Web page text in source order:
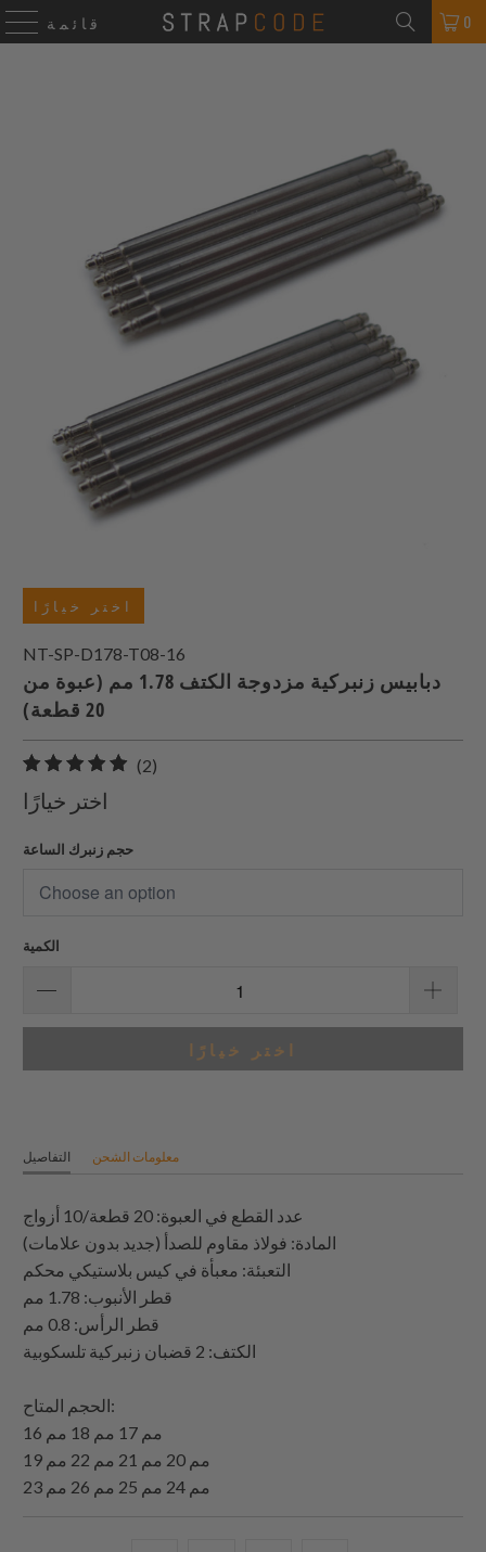
قائمة 0
اختر خيارًا
NT-SP-D178-T08-16
دبابيس زنبركية مزدوجة الكتف 1.78 مم (عبوة من
20 قطعة)
(2)
اختر خيارًا
حجم زنبرك الساعة
الكمية
اختر خيارًا
التفاصيل معلومات الشحن
عدد القطع في العبوة: 20 قطعة/10 أزواج
المادة: فولاذ مقاوم للصدأ (جديد بدون علامات)
التعبئة: معبأة في كيس بلاستيكي محكم
قطر الأنبوب: 1.78 مم
قطر الرأس: 0.8 مم
الكتف: 2 قضبان زنبركية تلسكوبية
الحجم المتاح:
16 مم 17 مم 18 مم
19 مم 20 مم 21 مم 22 مم
23 مم 24 مم 25 مم 26 مم